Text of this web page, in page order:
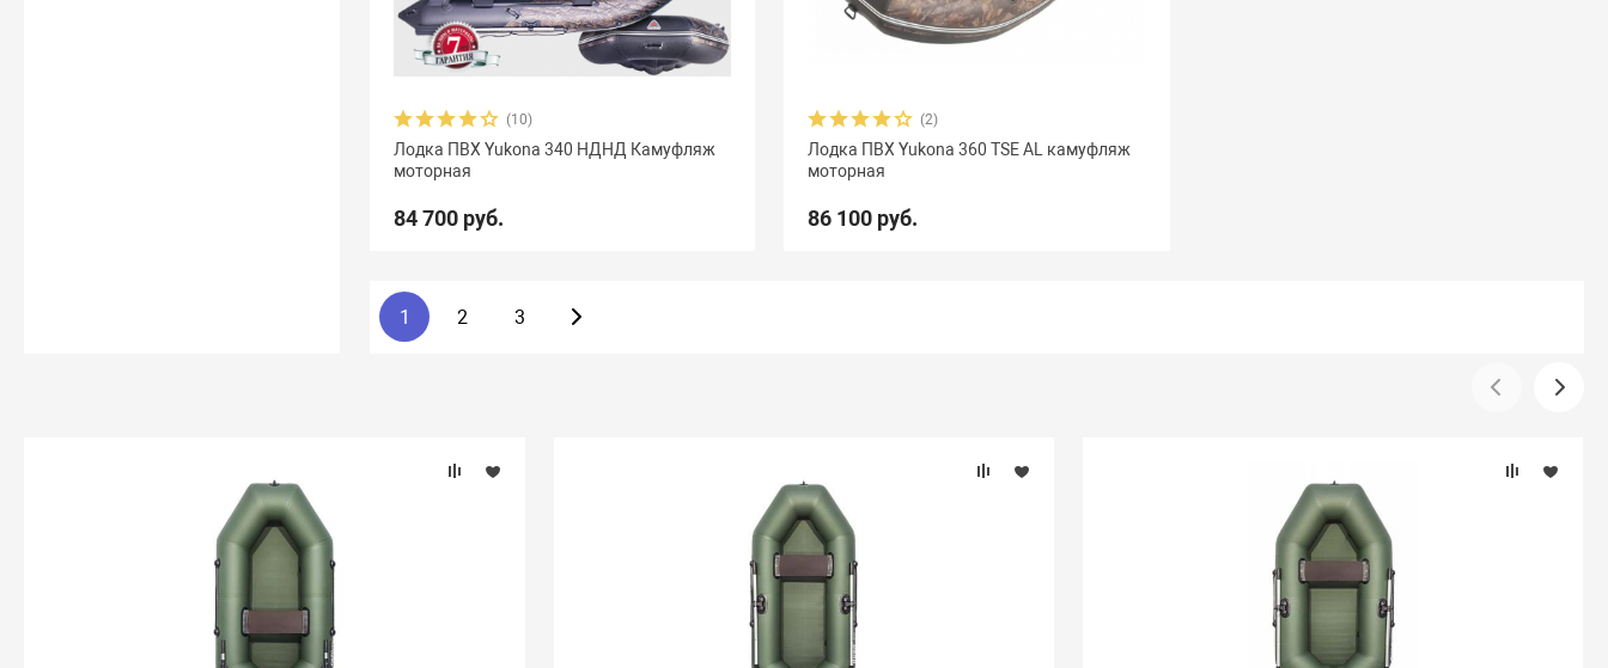
(10)
Лодка ПВХ Yukona 340 НДНД Камуфляж
моторная
84 700 руб.
(2)
Лодка ПВХ Yukona 360 TSE AL камуфляж
моторная
86 100 руб.
1 2 3